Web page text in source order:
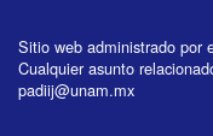
Sitio web administrado por
Cualquier asunto
padiij@unam.mx